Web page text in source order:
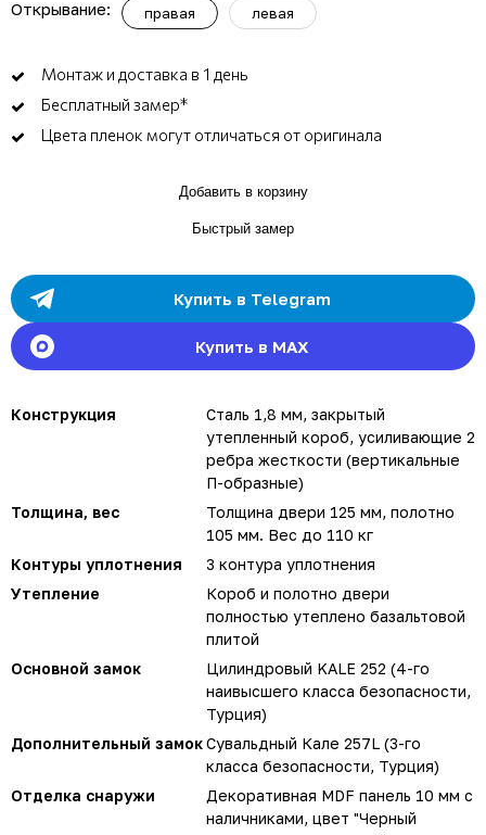
Открывание: правая левая
Монтаж и доставка в 1 день
Бесплатный замер*
Цвета пленок могут отличаться от оригинала
Добавить в корзину
Быстрый замер
Купить в Telegram
Купить в MAX
Конструкция
Сталь 1,8 мм, закрытый
утепленный короб, усиливающие 2
ребра жесткости (вертикальные
П-образные)
Толщина, вес
Толщина двери 125 мм, полотно
105 мм. Вес до 110 кг
Контуры уплотнения
3 контура уплотнения
Утепление
Короб и полотно двери
полностью утеплено базальтовой
плитой
Основной замок
Цилиндровый KALE 252 (4-го
наивысшего класса безопасности,
Турция)
Дополнительный замокСувальдный Кале 257L (3-го
класса безопасности, Турция)
Отделка снаружи
Декоративная MDF панель 10 мм с
наличниками, цвет "Черный